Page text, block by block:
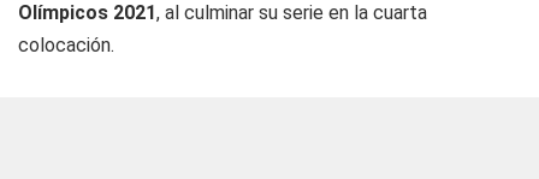
Olímpicos 2021, al culminar su serie en la cuarta
colocación.